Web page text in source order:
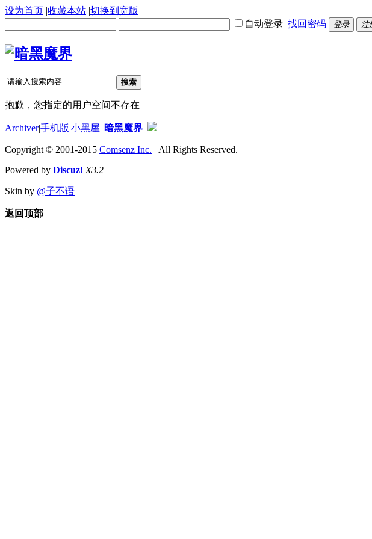
设为首页 |收藏本站 |切换到宽版
自动登录 找回密码 登录 注
搜索
抱歉，您指定的用户空间不存在
Archiver|手机版|小黑屋| 暗黑魔界
Copyright © 2001-2015 Comsenz Inc. All Rights Reserved.
Powered by Discuz! X3.2
Skin by @子不语
返回顶部